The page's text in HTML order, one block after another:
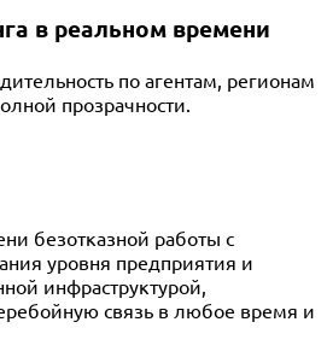
в реальном времени
по агентам, регионам
прозрачности.
безотказной работы с
уровня предприятия и
инфраструктурой,
связь в любое время и